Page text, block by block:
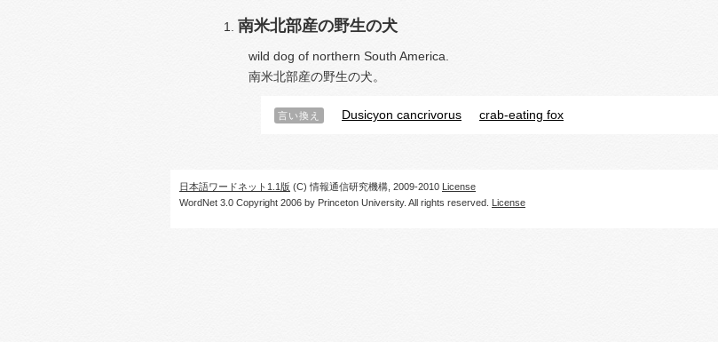
南米北部産の野生の犬
wild dog of northern South America.
南米北部産の野生の犬。
言い換え Dusicyon cancrivorus crab-eating fox
日本語ワードネット1.1版 (C) 情報通信研究機構, 2009-2010 License
WordNet 3.0 Copyright 2006 by Princeton University. All rights reserved. License